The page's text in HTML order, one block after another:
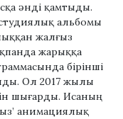
әнді қамтыды.
альбомы
жалғыз
жарыққа
бірінші
Ол 2017 жылы
шығарды. Исаның
анимациялық